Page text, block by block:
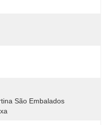
São Embalados